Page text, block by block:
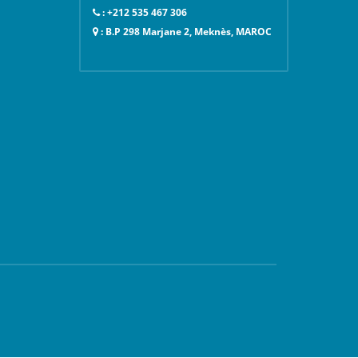
: +212 535 467 306
: B.P 298 Marjane 2, Meknès, MAROC